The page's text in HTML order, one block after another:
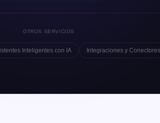
OTROS SERVICIOS
Inteligentes con IA Integraciones y Conectores